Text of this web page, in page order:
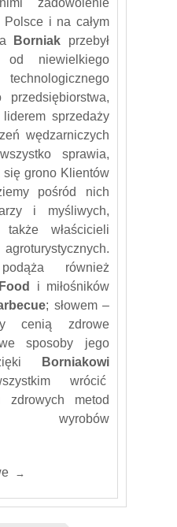
zadowolenie
i na całym
Borniak przebył
niewielkiego
sprzedaży
wędzarniczych
sprawia,
grono Klientów
pośród nich
i myśliwych,
także właścicieli
również
i miłośników
; słowem –
cenią zdrowe
sposoby jego
Borniakowi
wrócić
metod
wyrobów